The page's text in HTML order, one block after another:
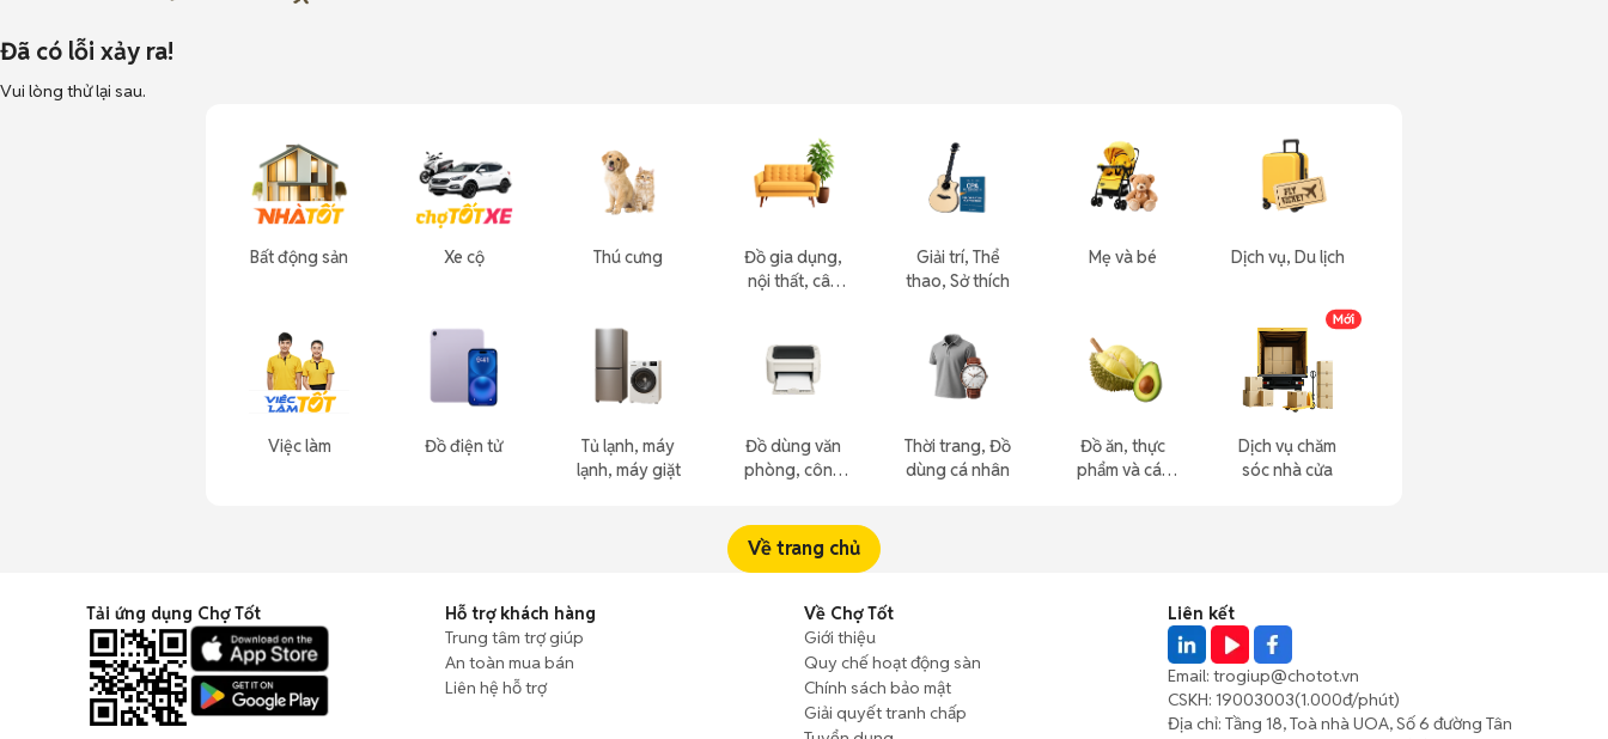
Đã có lỗi xảy ra!
Vui lòng thử lại sau.
Bất động sản
Việc làm
Xe cộ
Đồ điện tử
Thú cưng
Tủ lạnh, máy
lạnh, máy giặt
Đồ gia dụng,
nội thất, cây
Đồ dùng văn
phòng, công
Giải trí, Thể
thao, Sở thích
Thời trang, Đồ
dùng cá nhân
Mẹ và bé
Đồ ăn, thực
phẩm và các
Dịch vụ, Du lịch
Dịch vụ chăm
sóc nhà cửa
Về trang chủ
Tải ứng dụng Chợ Tốt
Hỗ trợ khách hàng
Trung tâm trợ giúp
An toàn mua bán
Liên hệ hỗ trợ
Về Chợ Tốt
Giới thiệu
Quy chế hoạt động sàn
Chính sách bảo mật
Giải quyết tranh chấp
Liên kết
Email: trogiup@chotot.vn
CSKH: 19003003(1.000đ/phút)
Địa chỉ: Tầng 18, Toà nhà UOA, Số 6 đường Tân